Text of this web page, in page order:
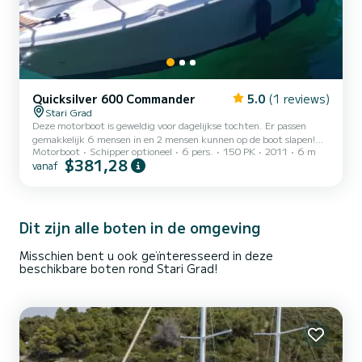
Quicksilver 600 Commander 5.0 (1 reviews)
Stari Grad
Deze motorboot is geweldig voor dagelijkse tochten. Er passen
gemakkelijk 6 mensen in en 2 mensen kunnen op de boot slapen!
Voor uw navigatie zijn hier GPS, navigatietools, snelheidslog. Op
het dek heeft u een bimini om u te beschermen tegen de zon, en er
Motorboot Schipper optioneel 6 pers. 150 PK 2011 6 m
vanaf $381,28
Dit zijn alle boten in de omgeving
Misschien bent u ook geïnteresseerd in deze
beschikbare boten rond Stari Grad!